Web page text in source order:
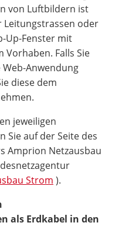
von Luftbildern ist
Leitungstrassen oder
Up-Fenster mit
Falls Sie
Anwendung
diese dem
jeweiligen
Sie auf der Seite des
Amprion Netzausbau
Strom ).
als Erdkabel in den